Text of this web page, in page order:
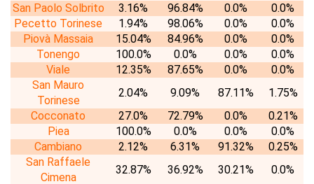
San Paolo Solbrito
3.16% 96.84% 0.0%
0.0%
Pecetto Torinese
1.94% 98.06% 0.0%
0.0%
Piovà Massaia
15.04% 84.96% 0.0%
0.0%
Tonengo
100.0% 0.0% 0.0%
0.0%
Viale
12.35% 87.65% 0.0%
0.0%
San Mauro
Torinese
2.04% 9.09% 87.11%
1.75%
Cocconato
27.0% 72.79% 0.0%
0.21%
Piea
100.0% 0.0% 0.0%
0.0%
Cambiano
2.12% 6.31% 91.32%
0.25%
San Raffaele
Cimena
32.87% 36.92% 30.21%
0.0%